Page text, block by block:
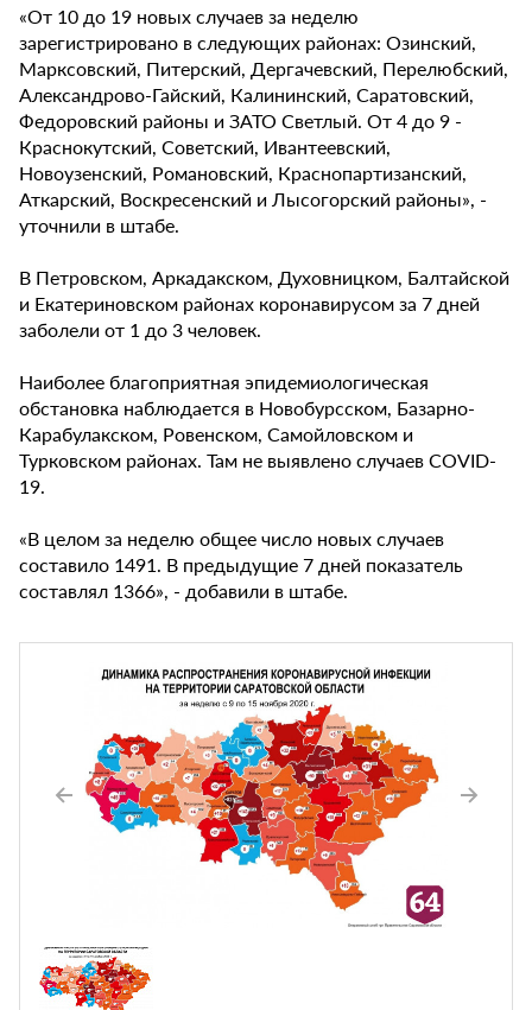
«От 10 до 19 новых случаев за неделю
зарегистрировано в следующих районах: Озинский,
Марксовский, Питерский, Дергачевский, Перелюбский,
Александрово-Гайский, Калининский, Саратовский,
Федоровский районы и ЗАТО Светлый. От 4 до 9 -
Краснокутский, Советский, Ивантеевский,
Новоузенский, Романовский, Краснопартизанский,
Аткарский, Воскресенский и Лысогорский районы», -
уточнили в штабе.
В Петровском, Аркадакском, Духовницком, Балтайской
и Екатериновском районах коронавирусом за 7 дней
заболели от 1 до 3 человек.
Наиболее благоприятная эпидемиологическая
обстановка наблюдается в Новобурсском, Базарно-
Карабулакском, Ровенском, Самойловском и
Турковском районах. Там не выявлено случаев COVID-
19.
«В целом за неделю общее число новых случаев
составило 1491. В предыдущие 7 дней показатель
составлял 1366», - добавили в штабе.